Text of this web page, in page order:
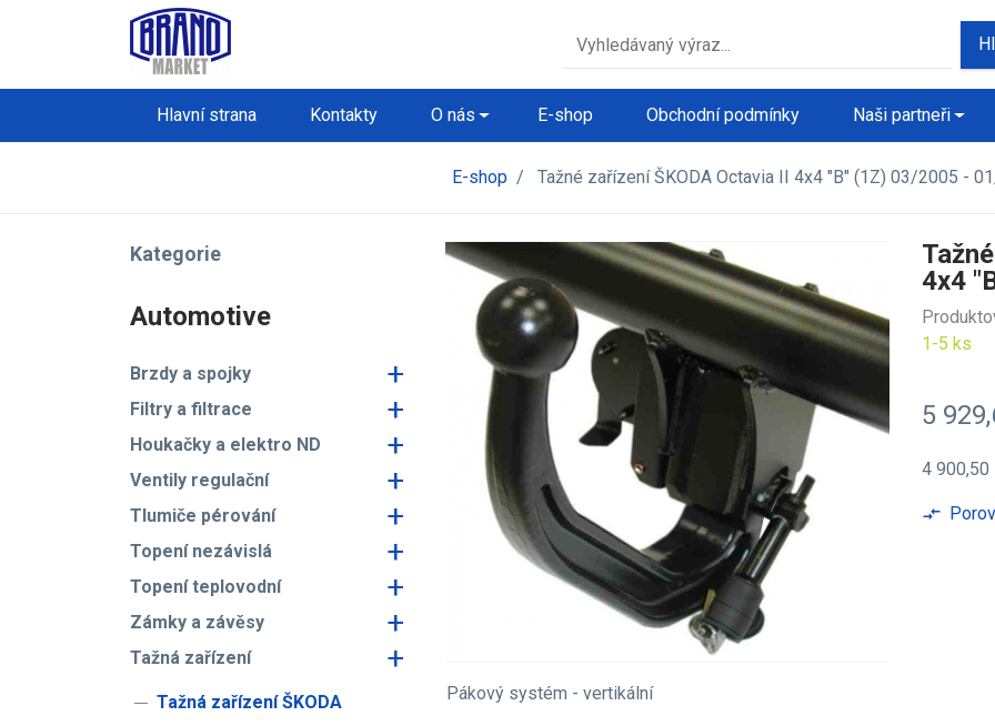
Hlavní strana Kontakty O nás E-shop Obchodní podmínky Naši partneři
E-shop / Tažné zařízení ŠKODA Octavia II 4x4 "B" (1Z) 03/2005 -
Kategorie
Automotive
Brzdy a spojky +
Filtry a filtrace +
Houkačky a elektro ND +
Ventily regulační +
Tlumiče pérování +
Topení nezávislá +
Topení teplovodní +
Zámky a závěsy +
Tažná zařízení +
Tažná zařízení ŠKODA
4x4
1-5 ks
5
4
compare_arrows
Pákový systém - vertikální